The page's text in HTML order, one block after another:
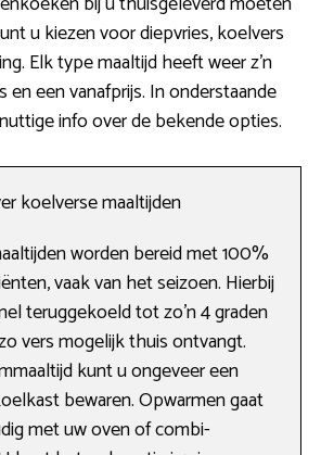
u kiezen voor diepvries, koelvers
Elk type maaltijd heeft weer z’n
en een vanafprijs. In onderstaande
info over de bekende opties.
koelverse maaltijden
worden bereid met 100%
vaak van het seizoen. Hierbij
teruggekoeld tot zo’n 4 graden
vers mogelijk thuis ontvangt.
kunt u ongeveer een
bewaren. Opwarmen gaat
met uw oven of combi-